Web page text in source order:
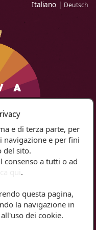
e di terza parte, per
e per fini
del sito.
consenso a tutti o ad
.
questa pagina,
la navigazione in
dei cookie.
Italiano | Deutsch